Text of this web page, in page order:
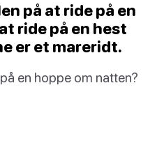
på at ride på en
ride på en hest
er et mareridt.
en hoppe om natten?